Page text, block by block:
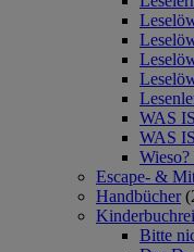
WAS
WAS
Wieso?
Escape- &
Handbücher
Bitte